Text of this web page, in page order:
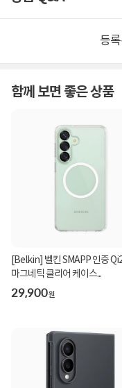
등
함께 보면 좋은 상품
[Belkin] 벨킨 SMAPP 인증
마그네틱 클리어 케이스...
29,900원